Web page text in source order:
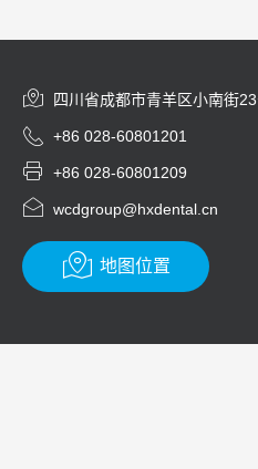
 四川省成都市青羊区小南街
 +86 028-60801201
 +86 028-60801209
 wcdgroup@hxdental.cn
 地图位置